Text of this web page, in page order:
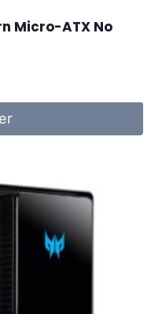
Micro-ATX No